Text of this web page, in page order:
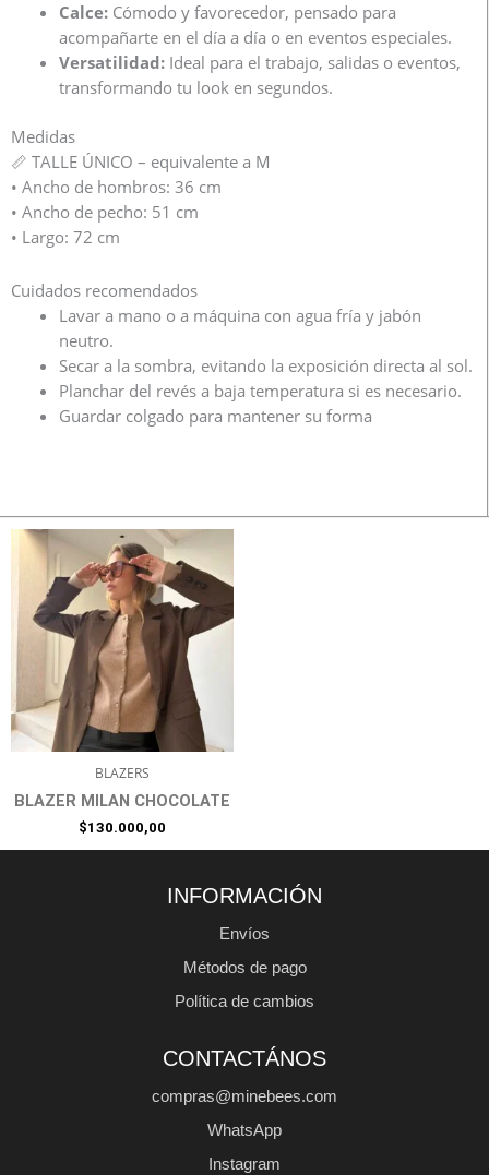
Calce:Cómodo y favorecedor, pensado para
acompañarte en el día a día o en eventos especiales.
Versatilidad:Ideal para el trabajo, salidas o eventos,
transformando tu look en segundos.
Medidas
📏 TALLE ÚNICO – equivalente a M
• Ancho de hombros: 36 cm
• Ancho de pecho: 51 cm
• Largo: 72 cm
Cuidados recomendados
Lavar a mano o a máquina con agua fría y jabón
neutro.
Secar a la sombra, evitando la exposición directa al sol.
Planchar del revés a baja temperatura si es necesario.
Guardar colgado para mantener su forma
BLAZERS
BLAZER MILAN CHOCOLATE
$130.000,00
INFORMACIÓN
Envíos
Métodos de pago
Política de cambios
CONTACTÁNOS
compras@minebees.com
WhatsApp
Instagram